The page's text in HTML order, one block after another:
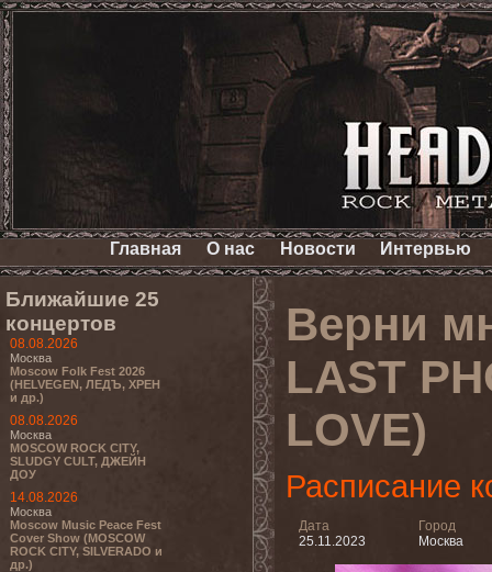
Главная О нас Новости Интервью
Ближайшие 25
концертов
08.08.2026
Москва
Moscow Folk Fest 2026
(HELVEGEN, ЛЕДЪ, ХРЕН
и др.)
08.08.2026
Москва
MOSCOW ROCK CITY,
SLUDGY CULT, ДЖЕЙН
ДОУ
14.08.2026
Москва
Moscow Music Peace Fest
Cover Show (MOSCOW
ROCK CITY, SILVERADO и
др.)
Верни
LAST
LOVE)
Расписание
Дата
25.11.2023
Город
Москва